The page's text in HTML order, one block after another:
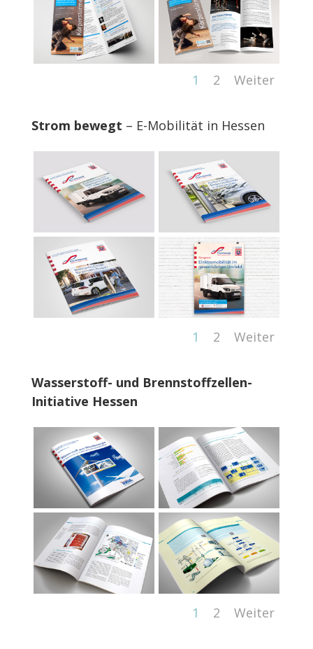
1 2 Weiter
Strom bewegt – E-Mobilität in Hessen
1 2 Weiter
Wasserstoff- und Brennstoffzellen-
Initiative Hessen
1 2 Weiter